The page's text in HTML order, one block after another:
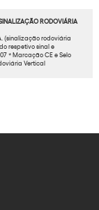
RODOVIÁRIA
(sinalização rodoviária
respetivo sinal e
* Marcação CE e Selo
Vertical